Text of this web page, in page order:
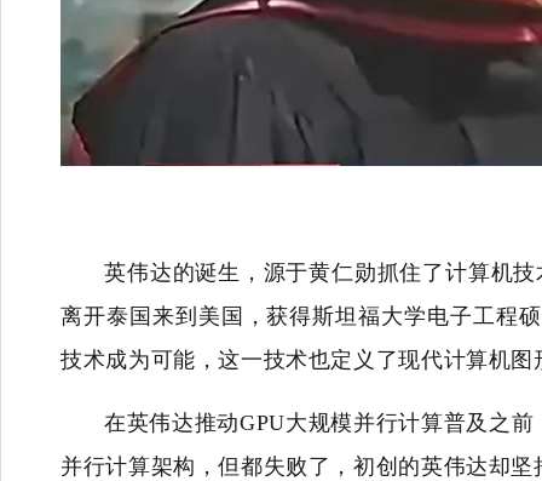
英伟达的诞生，源于黄仁勋抓住了计算机
离开泰国来到美国，获得斯坦福大学电子工程
技术成为可能，这一技术也定义了现代计算机
在英伟达推动GPU大规模并行计算普及之
并行计算架构，但都失败了，初创的英伟达却